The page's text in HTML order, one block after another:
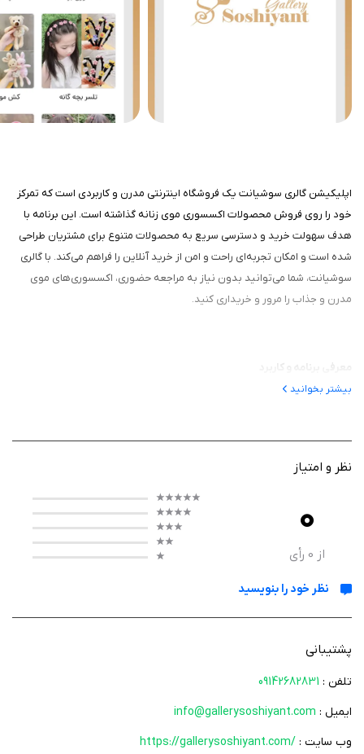
اپلیکیشن گالری سوشیانت یک فروشگاه اینترنتی مدرن و کاربردی است که تمرکز
خود را روی فروش محصولات اکسسوری موی زنانه گذاشته است. این برنامه با
هدف سهولت خرید و دسترسی سریع به محصولات متنوع برای مشتریان طراحی
شده است و امکان تجربه‌ای راحت و امن از خرید آنلاین را فراهم می‌کند. با گالری
سوشیانت، شما می‌توانید بدون نیاز به مراجعه حضوری، اکسسوری‌های موی
مدرن و جذاب را مرور و خریداری کنید.
معرفی برنامه و کاربرد
اپلیکیشن به شما امکان می‌دهد محصولات مختلف را مشاهده، مشخصات و
قیمت آن‌ها را بررسی و به سادگی سفارش دهید. هدف اصلی برنامه، ارائه تجربه
عملکرد
عملکرد اپلیکیشن بسیار ساده و کاربرپسند طراحی شده است. کاربران می‌توانند در
می‌دهد که سفارش‌ها در کوتاه‌ترین زمان ممکن به دست مشتری برسد. رابط
کاربری برنامه به گونه‌ای است که حتی کاربران تازه‌کار نیز می‌توانند بدون مشکل
بیشتر بخوانید
نظر و امتیاز
0
از 0 رأی
نظر خود را بنویسید
پشتیبانی
تلفن : 09142682831
ایمیل : info@gallerysoshiyant.com
وب سایت : https://gallerysoshiyant.com/